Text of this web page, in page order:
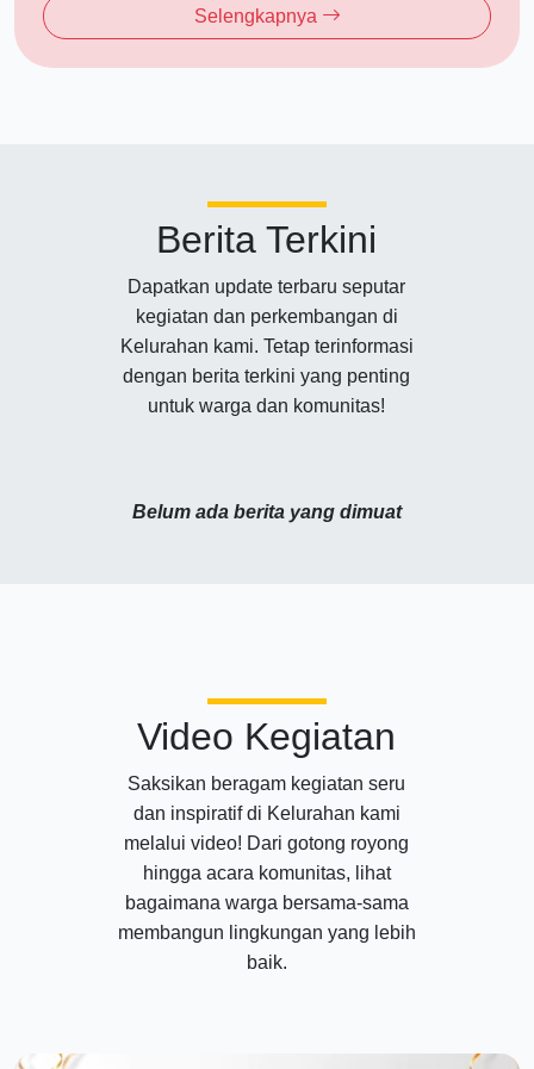
Selengkapnya
Berita Terkini
Dapatkan update terbaru seputar
kegiatan dan perkembangan di
Kelurahan kami. Tetap terinformasi
dengan berita terkini yang penting
untuk warga dan komunitas!
Belum ada berita yang dimuat
Video Kegiatan
Saksikan beragam kegiatan seru
dan inspiratif di Kelurahan kami
melalui video! Dari gotong royong
hingga acara komunitas, lihat
bagaimana warga bersama-sama
membangun lingkungan yang lebih
baik.